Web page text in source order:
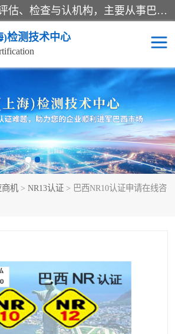
*是一家的测试、评估、检查与认机构，主要从事巴西NR10认证、NR12认证、NR13认证；ANATEL认证、INMTRO认证，欧盟CE认证：MD认证，PED认证，MID认证，ATEX认证，德国蓝色天使认证。
)检测技术中心
商机 > NR13认证 > 巴西NR10认证申请在线咨
NR10认证
NR13认证
巴西NR认证
RETIE认证